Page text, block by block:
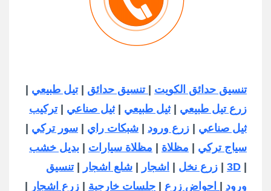
تنسيق حدائق الكويت تنسيق حدائق |تيل طبيعي
زرع تيل طبيعي |ثيل طبيعي |ثيل صناعي |تركيب
ثيل صناعي
زرع ورود شبكات راي سور تركي
سياج تركي
مظلاة مظلاة سيارات
بديل خشب
3D زرع نخل اشجار شلع اشجار |تنسيق
ورود
احواض زرع جلسات خارجية زرع اشجار